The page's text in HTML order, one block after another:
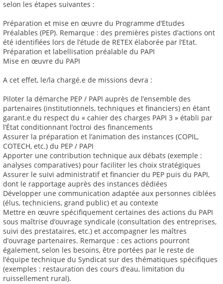
selon les étapes suivantes :
Préparation et mise en œuvre du Programme d’Etudes
Préalables (PEP). Remarque : des premières pistes d’actions ont
été identifiées lors de l’étude de RETEX élaborée par l’Etat.
Préparation et labellisation préalable du PAPI
Mise en œuvre du PAPI
A cet effet, le/la chargé.e de missions devra :
Piloter la démarche PEP / PAPI auprès de l’ensemble des
partenaires (institutionnels, techniques et financiers) en étant
garant.e du respect du « cahier des charges PAPI 3 » établi par
l’État conditionnant l’octroi des financements
Assurer la préparation et l’animation des instances (COPIL,
COTECH, etc.) du PEP / PAPI
Apporter une contribution technique aux débats (exemple :
analyses comparatives) pour faciliter les choix stratégiques
Assurer le suivi administratif et financier du PEP puis du PAPI,
dont le rapportage auprès des instances dédiées
Développer une communication adaptée aux personnes ciblées
(élus, techniciens, grand public) et au contexte
Mettre en œuvre spécifiquement certaines des actions du PAPI
sous maîtrise d’ouvrage syndicale (consultation des entreprises,
suivi des prestataires, etc.) et accompagner les maîtres
d’ouvrage partenaires. Remarque : ces actions pourront
également, selon les besoins, être portées par le reste de
l’équipe technique du Syndicat sur des thématiques spécifiques
(exemples : restauration des cours d’eau, limitation du
ruissellement rural).